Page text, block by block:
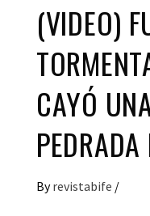
(VIDEO)
CAYÓ
By revistabife /